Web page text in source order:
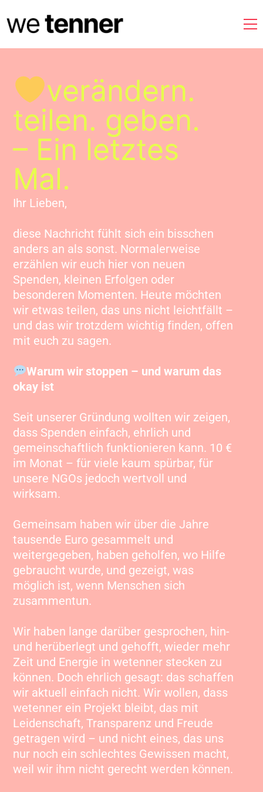
verändern.
teilen. geben.
– Ein letztes
Mal.
Ihr Lieben,
diese Nachricht fühlt sich ein bisschen
anders an als sonst. Normalerweise
erzählen wir euch hier von neuen
Spenden, kleinen Erfolgen oder
besonderen Momenten. Heute möchten
wir etwas teilen, das uns nicht leichtfällt –
und das wir trotzdem wichtig finden, offen
mit euch zu sagen.
Warum wir stoppen – und warum das
okay ist
Seit unserer Gründung wollten wir zeigen,
dass Spenden einfach, ehrlich und
gemeinschaftlich funktionieren kann. 10 €
im Monat – für viele kaum spürbar, für
unsere NGOs jedoch wertvoll und
wirksam.
Gemeinsam haben wir über die Jahre
tausende Euro gesammelt und
weitergegeben, haben geholfen, wo Hilfe
gebraucht wurde, und gezeigt, was
möglich ist, wenn Menschen sich
zusammentun.
Wir haben lange darüber gesprochen, hin-
und herüberlegt und gehofft, wieder mehr
Zeit und Energie in wetenner stecken zu
können. Doch ehrlich gesagt: das schaffen
wir aktuell einfach nicht. Wir wollen, dass
wetenner ein Projekt bleibt, das mit
Leidenschaft, Transparenz und Freude
getragen wird – und nicht eines, das uns
nur noch ein schlechtes Gewissen macht,
weil wir ihm nicht gerecht werden können.